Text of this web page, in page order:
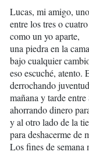
Lucas, mi amigo, uno
entre los tres o
como un yo aparte,
una piedra en la
bajo cualquier
eso escuché, atento.
derrochando
mañana y tarde
ahorrando dinero
y al otro lado de la
para deshacerme de
Los fines de semana